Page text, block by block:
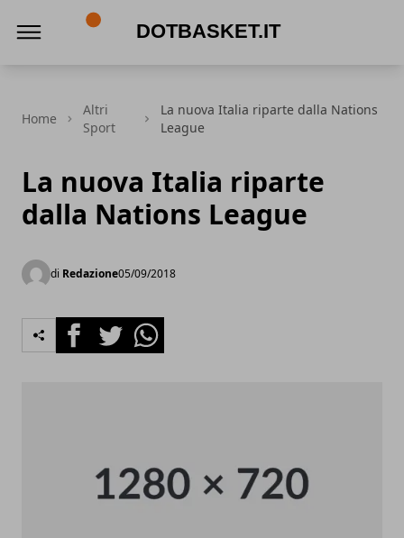
Home
Altri
Sport
La nuova Italia riparte dalla Nations
League
La nuova Italia riparte
dalla Nations League
di Redazione05/09/2018
FacebookTwitterWhatsapp